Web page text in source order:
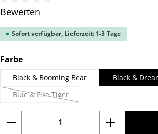
Durchschnittliche Bewertung von 0
Bewerten
Sofort verfügbar, Lieferzeit: 1-3 Tage
Farbeauswählen
Black & Booming Bear Black &
Blue & Fire Tiger
(Diese Option ist zurzeit nicht verfügbar.)
Produkt Anzahl: Gib den